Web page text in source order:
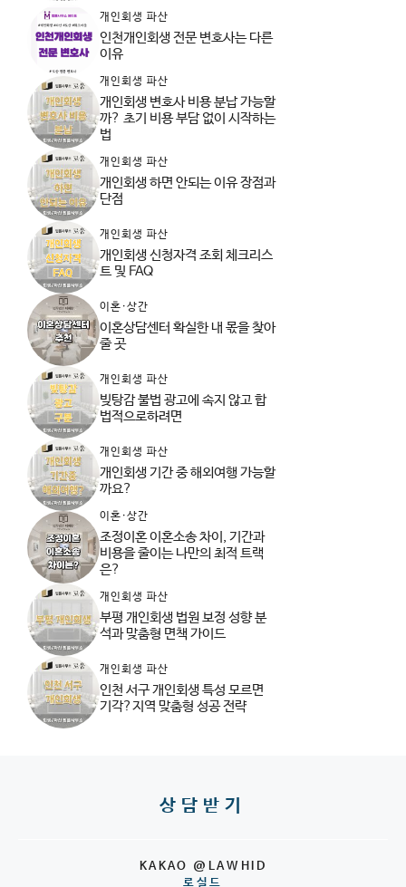
개인회생 파산
인천개인회생 전문 변호사는 다른
이유
개인회생 파산
개인회생 변호사 비용 분납 가능할
까? 초기 비용 부담 없이 시작하는
법
개인회생 파산
개인회생 하면 안되는 이유 장점과
단점
개인회생 파산
개인회생 신청자격 조회 체크리스
트 및 FAQ
이혼·상간
이혼상담센터 확실한 내 몫을 찾아
줄 곳
개인회생 파산
빚탕감 불법 광고에 속지 않고 합
법적으로하려면
개인회생 파산
개인회생 기간 중 해외여행 가능할
까요?
이혼·상간
조정이혼 이혼소송 차이, 기간과
비용을 줄이는 나만의 최적 트랙
은?
개인회생 파산
부평 개인회생 법원 보정 성향 분
석과 맞춤형 면책 가이드
개인회생 파산
인천 서구 개인회생 특성 모르면
기각?지역 맞춤형 성공 전략
상담받기
KAKAO @LAWHID
로실드